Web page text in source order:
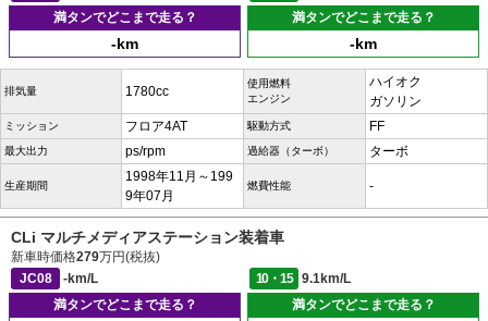
満タンでどこまで走る？
-km
満タンでどこまで走る？
-km
排気量 1780cc
使用燃料
エンジン
ハイオク
ガソリン
ミッション フロア4AT 駆動方式 FF
最大出力 ps/rpm 過給器（ターボ） ターボ
生産期間
1998年11月～199
9年07月
燃費性能 -
CLi マルチメディアステーション装着車
新車時価格279万円(税抜)
JC08
-km/L 10・15
9.1km/L
満タンでどこまで走る？
満タンでどこまで走る？